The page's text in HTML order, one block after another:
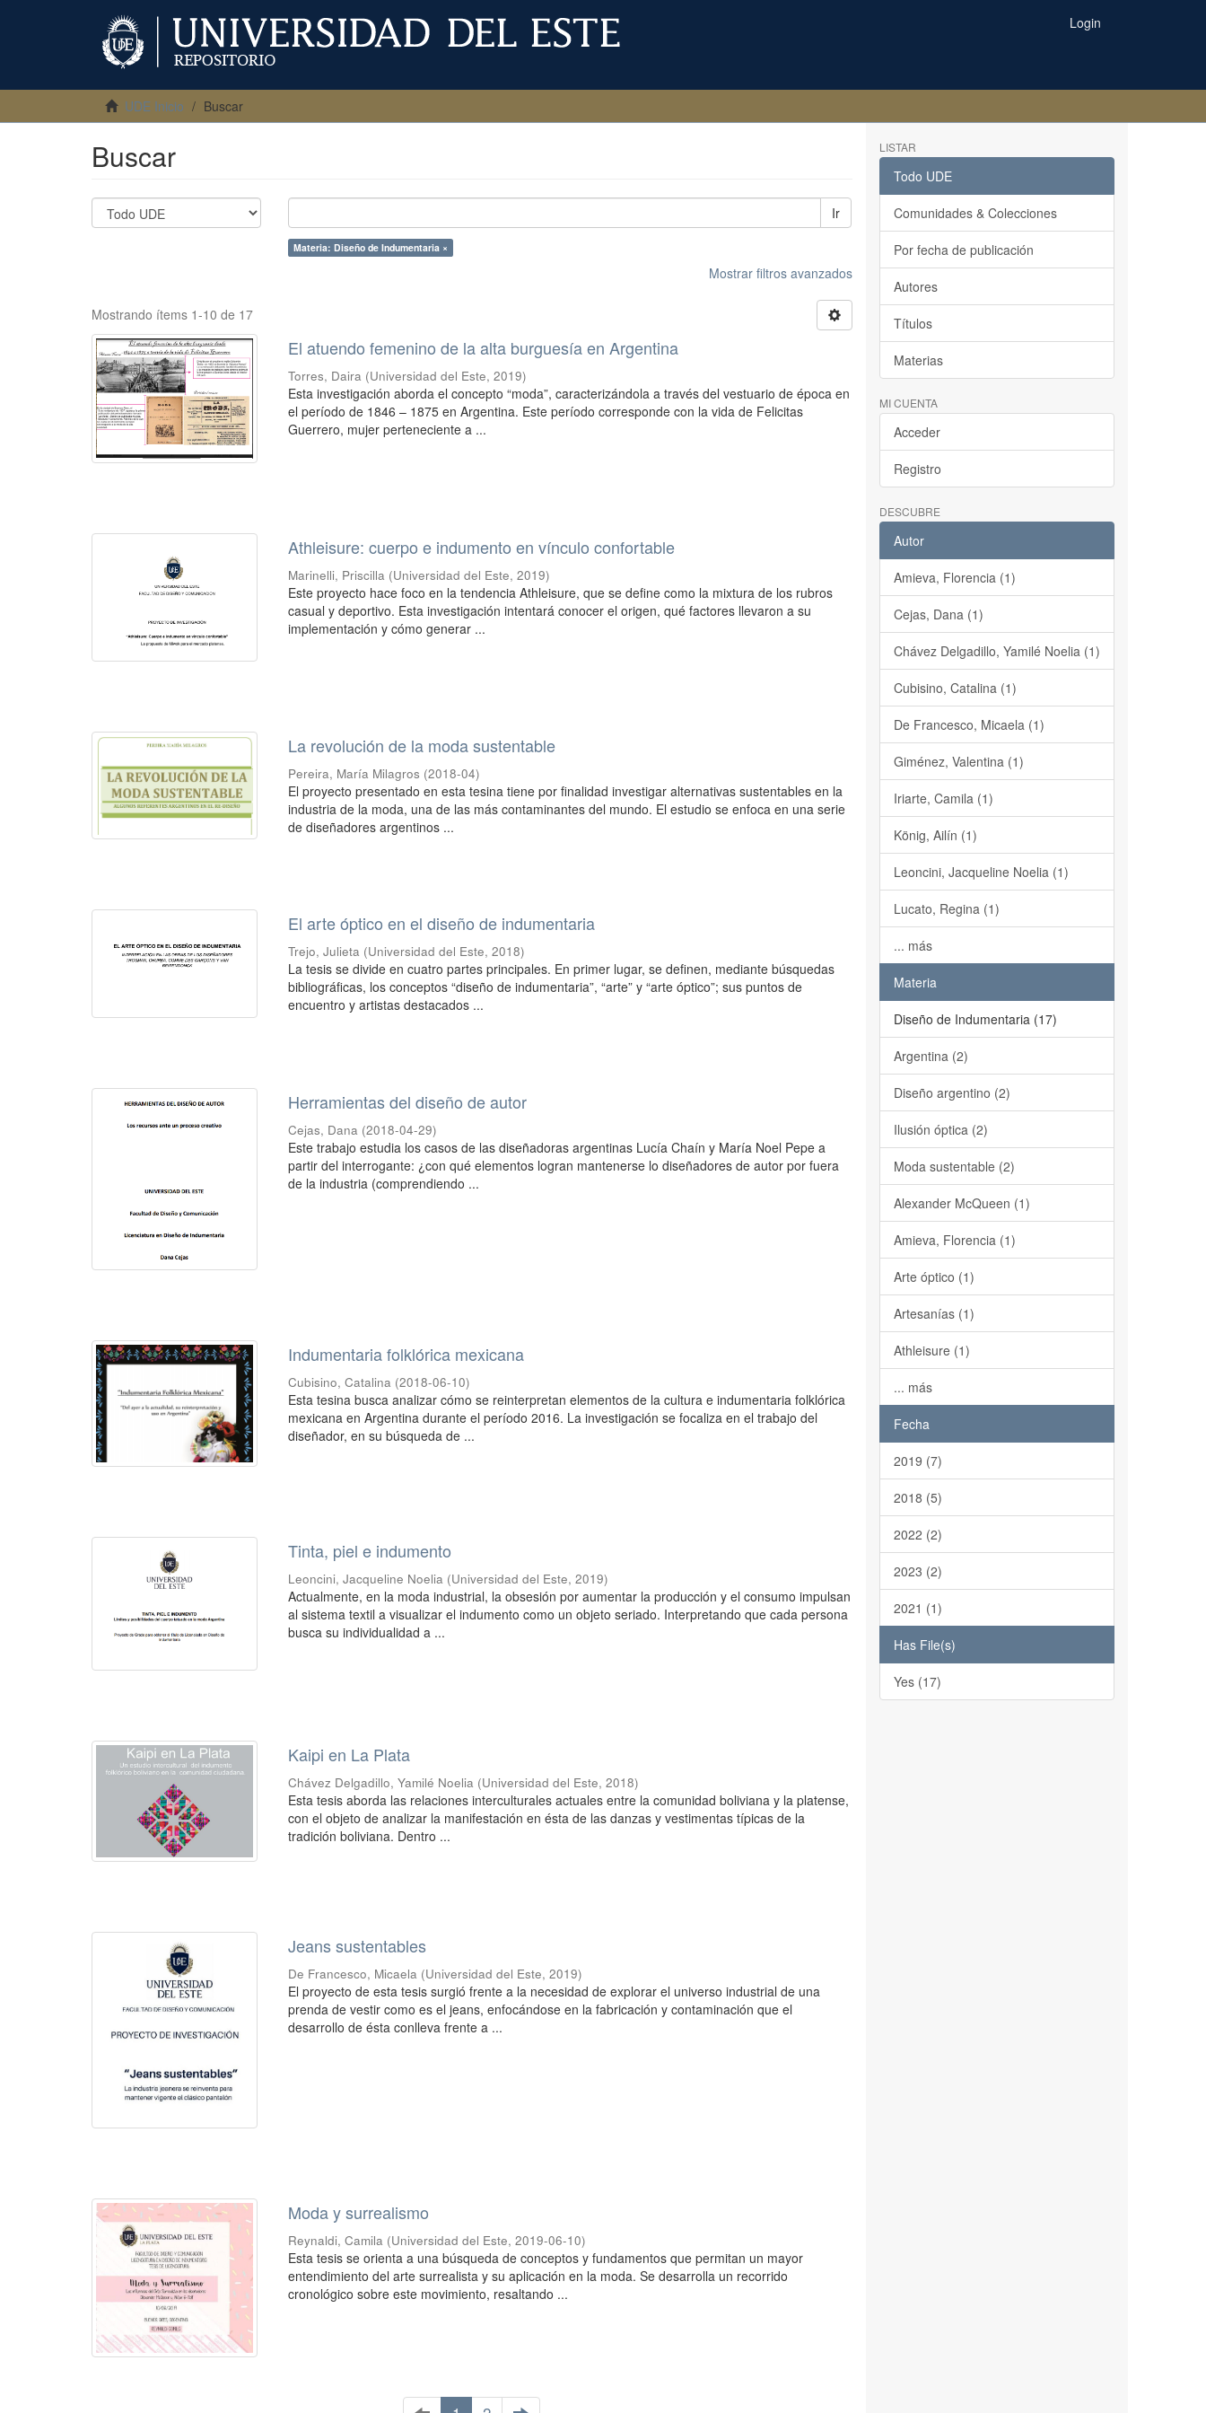
Login
UDE Inicio Buscar
Buscar
Ir
Materia: Diseño de Indumentaria ×
Mostrar filtros avanzados
Mostrando ítems 1-10 de 17
El atuendo femenino de la alta burguesía en Argentina
Torres, Daira (Universidad del Este,2019)
Esta investigación aborda el concepto “moda”, caracterizándola a través del vestuario de época en
el período de 1846 – 1875 en Argentina. Este período corresponde con la vida de Felicitas
Guerrero, mujer perteneciente a ...
Athleisure: cuerpo e indumento en vínculo confortable
Marinelli, Priscilla (Universidad del Este,2019)
Este proyecto hace foco en la tendencia Athleisure, que se define como la mixtura de los rubros
casual y deportivo. Esta investigación intentará conocer el origen, qué factores llevaron a su
implementación y cómo generar ...
La revolución de la moda sustentable
Pereira, María Milagros (2018-04)
El proyecto presentado en esta tesina tiene por finalidad investigar alternativas sustentables en la
industria de la moda, una de las más contaminantes del mundo. El estudio se enfoca en una serie
de diseñadores argentinos ...
El arte óptico en el diseño de indumentaria
Trejo, Julieta (Universidad del Este,2018)
La tesis se divide en cuatro partes principales. En primer lugar, se definen, mediante búsquedas
bibliográficas, los conceptos “diseño de indumentaria”, “arte” y “arte óptico”; sus puntos de
encuentro y artistas destacados ...
Herramientas del diseño de autor
Cejas, Dana (2018-04-29)
Este trabajo estudia los casos de las diseñadoras argentinas Lucía Chaín y María Noel Pepe a
partir del interrogante: ¿con qué elementos logran mantenerse lo diseñadores de autor por fuera
de la industria (comprendiendo ...
Indumentaria folklórica mexicana
Cubisino, Catalina (2018-06-10)
Esta tesina busca analizar cómo se reinterpretan elementos de la cultura e indumentaria folklórica
mexicana en Argentina durante el período 2016. La investigación se focaliza en el trabajo del
diseñador, en su búsqueda de ...
Tinta, piel e indumento
Leoncini, Jacqueline Noelia (Universidad del Este,2019)
Actualmente, en la moda industrial, la obsesión por aumentar la producción y el consumo impulsan
al sistema textil a visualizar el indumento como un objeto seriado. Interpretando que cada persona
busca su individualidad a ...
Kaipi en La Plata
Chávez Delgadillo, Yamilé Noelia (Universidad del Este,2018)
Esta tesis aborda las relaciones interculturales actuales entre la comunidad boliviana y la platense,
con el objeto de analizar la manifestación en ésta de las danzas y vestimentas típicas de la
tradición boliviana. Dentro ...
Jeans sustentables
De Francesco, Micaela (Universidad del Este,2019)
El proyecto de esta tesis surgió frente a la necesidad de explorar el universo industrial de una
prenda de vestir como es el jeans, enfocándose en la fabricación y contaminación que el
desarrollo de ésta conlleva frente a ...
Moda y surrealismo
Reynaldi, Camila (Universidad del Este,2019-06-10)
Esta tesis se orienta a una búsqueda de conceptos y fundamentos que permitan un mayor
entendimiento del arte surrealista y su aplicación en la moda. Se desarrolla un recorrido
cronológico sobre este movimiento, resaltando ...
LISTAR
Todo UDE
Comunidades & Colecciones
Por fecha de publicación
Autores
Títulos
Materias
MI CUENTA
Acceder
Registro
DESCUBRE
Autor
Amieva, Florencia (1)
Cejas, Dana (1)
Chávez Delgadillo, Yamilé Noelia (1)
Cubisino, Catalina (1)
De Francesco, Micaela (1)
Giménez, Valentina (1)
Iriarte, Camila (1)
König, Ailín (1)
Leoncini, Jacqueline Noelia (1)
Lucato, Regina (1)
... más
Materia
Diseño de Indumentaria (17)
Argentina (2)
Diseño argentino (2)
Ilusión óptica (2)
Moda sustentable (2)
Alexander McQueen (1)
Amieva, Florencia (1)
Arte óptico (1)
Artesanías (1)
Athleisure (1)
... más
Fecha
2019 (7)
2018 (5)
2022 (2)
2023 (2)
2021 (1)
Has File(s)
Yes (17)